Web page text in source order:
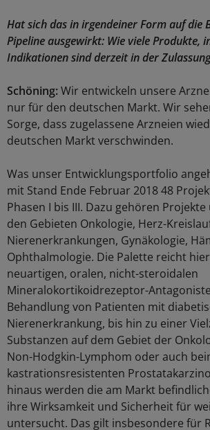
Hat sich das in irgendeiner Form auf die
Pipeline ausgewirkt: Wie viele Produkte,
Indikationen sind derzeit in der Zulassung
Schöning:Wir entwickeln unsere
nur für den deutschen Markt. Wir
Sorge, dass zugelassene Arzneien
deutschen Markt verschwinden.
Was unser Entwicklungsportfolio
mit Stand Ende Februar 2018 48
Phasen I bis III. Dazu gehören
den Gebieten Onkologie, Herz-
Nierenerkrankungen, Gynäkologie,
Ophthalmologie. Die Palette reicht
neuartigen, oralen, nicht-steroidalen
Mineralokortikoidrezeptor-
Behandlung von Patienten mit
Nierenerkrankung, bis hin zu einer
Substanzen auf dem Gebiet der
Non-Hodgkin-Lymphom oder auch
kastrationsresistenten
hinaus werden die am Markt
ihre Wirksamkeit und Sicherheit für
untersucht. Das gilt insbesondere für